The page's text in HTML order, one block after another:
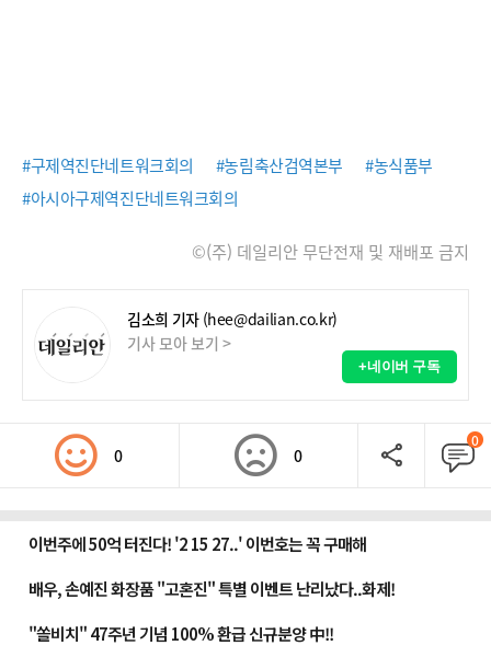
#구제역진단네트워크회의 #농림축산검역본부
#농식품부
#아시아구제역진단네트워크회의
©(주) 데일리안 무단전재 및 재배포 금지
김소희 기자 (hee@dailian.co.kr)
기사 모아 보기 >
+네이버 구독
0 0
0